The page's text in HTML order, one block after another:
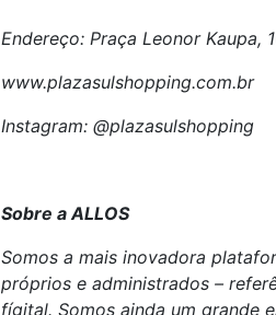
Endereço: Praça Leonor Kaupa,
www.plazasulshopping.com.br
Instagram: @plazasulshopping
Sobre a ALLOS
Somos a mais inovadora
próprios e administrados –
fígital. Somos ainda um grande